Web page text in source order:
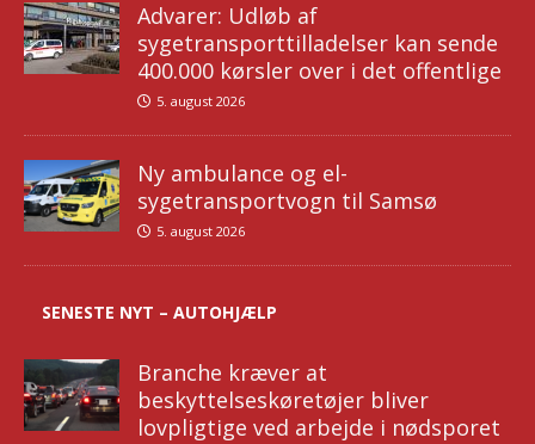
Advarer: Udløb af
sygetransporttilladelser kan sende
400.000 kørsler over i det offentlige
5. august 2026
Ny ambulance og el-
sygetransportvogn til Samsø
5. august 2026
SENESTE NYT – AUTOHJÆLP
Branche kræver at
beskyttelseskøretøjer bliver
lovpligtige ved arbejde i nødsporet